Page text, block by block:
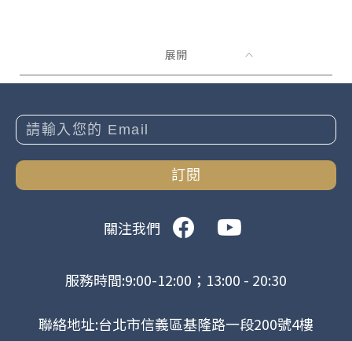
展開
關注我們
訂閱
服務時間:9:00-12:00；13:00 - 20:30
聯絡地址:台北市信義區基隆路一段200號4樓